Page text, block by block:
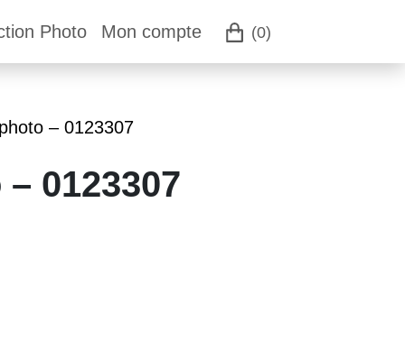
(0)
Photo Mon compte
– 0123307
0123307